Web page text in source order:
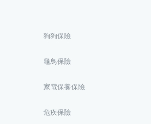
狗狗保險
龜鳥保險
家電保養保險
危疾保險